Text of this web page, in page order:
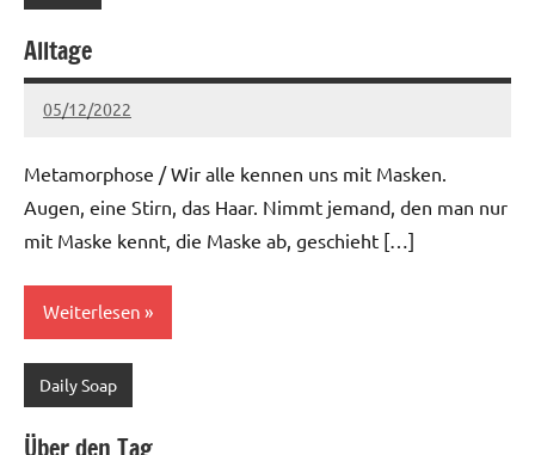
Alltage
05/12/2022
Ria
Keine
Metamorphose / Wir alle kennen uns mit Masken.
Augen, eine Stirn, das Haar. Nimmt jemand, den man nur
mit Maske kennt, die Maske ab, geschieht […]
Weiterlesen
Daily Soap